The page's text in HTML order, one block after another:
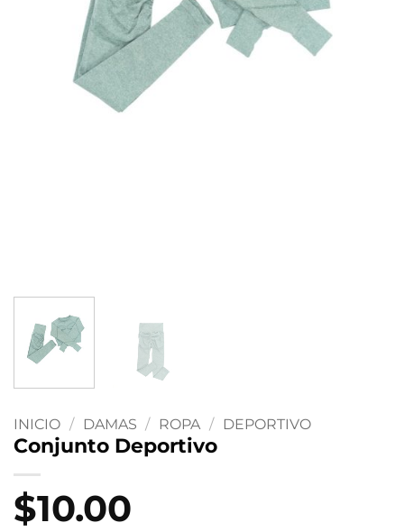
INICIO / DAMAS / ROPA / DEPORTIVO
Conjunto Deportivo
$10.00